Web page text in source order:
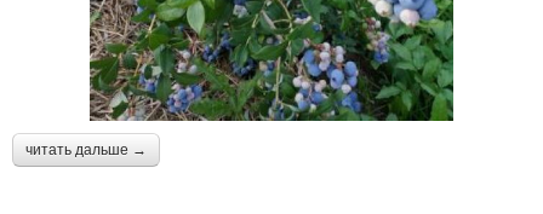
читать дальше →